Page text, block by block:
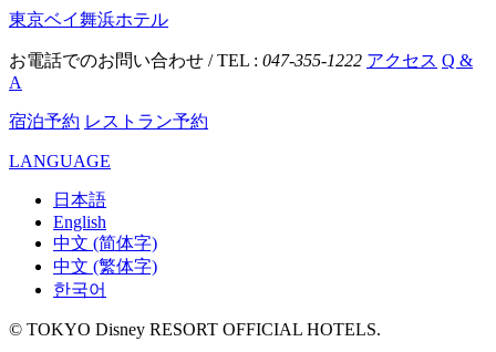
東京ベイ舞浜ホテル
お電話でのお問い合わせ / TEL : 047-355-1222 アクセス Q &
A
宿泊予約 レストラン予約
LANGUAGE
日本語
English
中文 (简体字)
中文 (繁体字)
한국어
© TOKYO Disney RESORT OFFICIAL HOTELS.